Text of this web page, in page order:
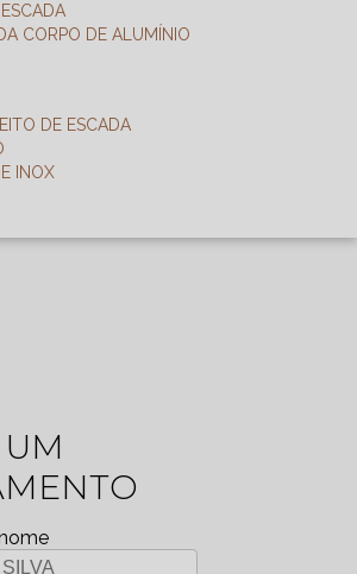
CORPO DE ALUMÍNIO
DE ESCADA
INOX
UM